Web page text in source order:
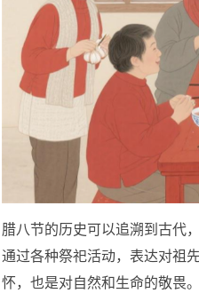
腊八节的历史可以追溯到古代
通过各种祭祀活动，表达对祖
怀，也是对自然和生命的敬畏